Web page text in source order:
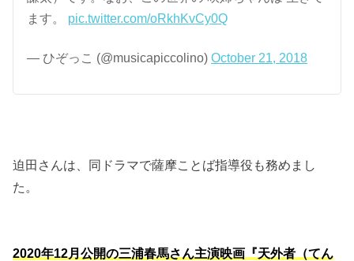
ます。 pic.twitter.com/oRkhKvCy0Q
— ひぞっこ (@musicapiccolino)October 21, 2018
迫田さんは、同ドラマで薩摩ことば指導役も務めまし
た。
2020年12月公開の三浦春馬さん主演映画『天外者（てん